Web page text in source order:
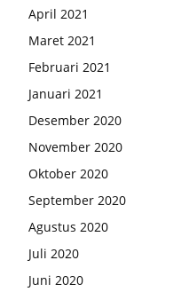
April 2021
Maret 2021
Februari 2021
Januari 2021
Desember 2020
November 2020
Oktober 2020
September 2020
Agustus 2020
Juli 2020
Juni 2020